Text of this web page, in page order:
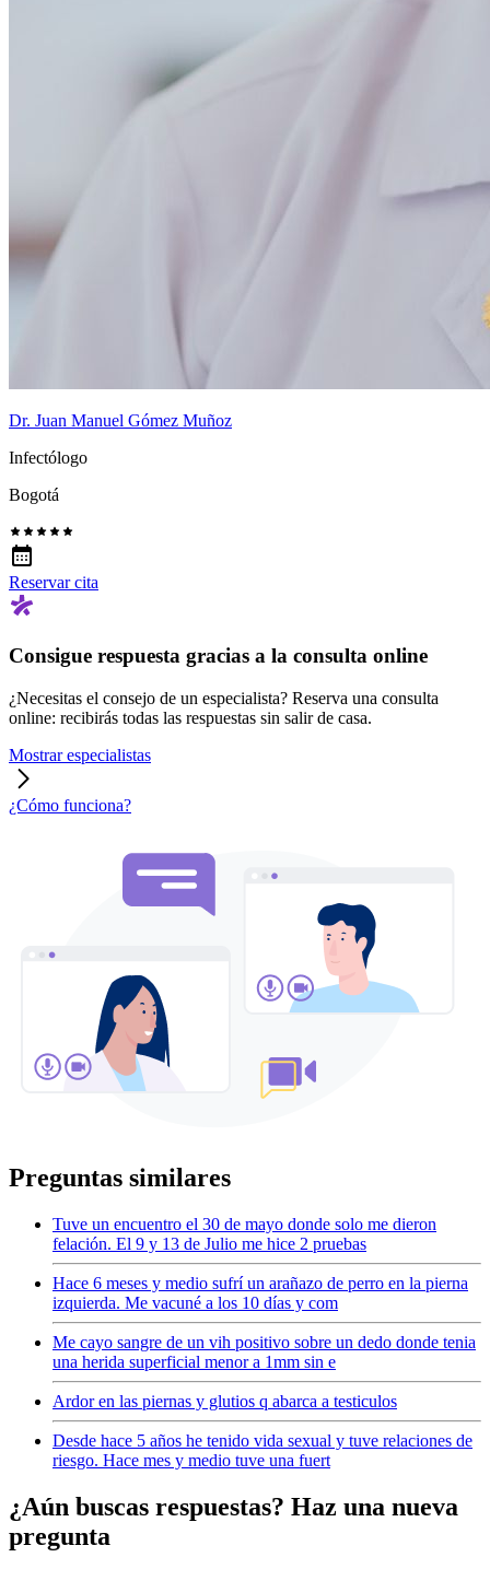
Dr. Juan Manuel Gómez Muñoz
Infectólogo
Bogotá
Reservar cita
Consigue respuesta gracias a la consulta online
¿Necesitas el consejo de un especialista? Reserva una consulta
online: recibirás todas las respuestas sin salir de casa.
Mostrar especialistas
¿Cómo funciona?
Preguntas similares
Tuve un encuentro el 30 de mayo donde solo me dieron
felación. El 9 y 13 de Julio me hice 2 pruebas
Hace 6 meses y medio sufrí un arañazo de perro en la pierna
izquierda. Me vacuné a los 10 días y com
Me cayo sangre de un vih positivo sobre un dedo donde tenia
una herida superficial menor a 1mm sin e
Ardor en las piernas y glutios q abarca a testiculos
Desde hace 5 años he tenido vida sexual y tuve relaciones de
riesgo. Hace mes y medio tuve una fuert
¿Aún buscas respuestas? Haz una nueva
pregunta